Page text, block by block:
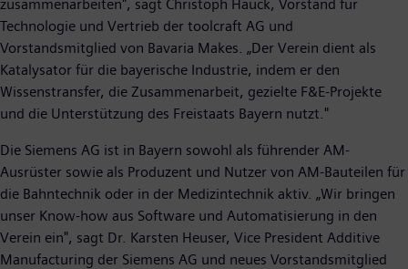
zusammenarbeiten", sagt Christoph Hauck, Vorstand für
Technologie und Vertrieb der toolcraft AG und
Vorstandsmitglied von Bavaria Makes. „Der Verein dient als
Katalysator für die bayerische Industrie, indem er den
Wissenstransfer, die Zusammenarbeit, gezielte F&E-Projekte
und die Unterstützung des Freistaats Bayern nutzt."
Die Siemens AG ist in Bayern sowohl als führender AM-
Ausrüster sowie als Produzent und Nutzer von AM-Bauteilen für
die Bahntechnik oder in der Medizintechnik aktiv. „Wir bringen
unser Know-how aus Software und Automatisierung in den
Verein ein", sagt Dr. Karsten Heuser, Vice President Additive
Manufacturing der Siemens AG und neues Vorstandsmitglied